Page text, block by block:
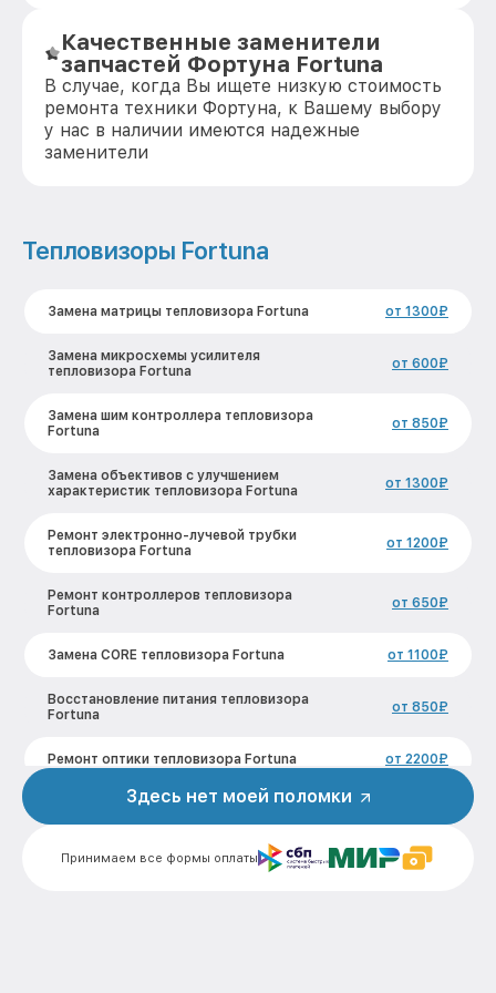
Качественные заменители
запчастей Фортуна Fortuna
В случае, когда Вы ищете низкую стоимость
ремонта техники Фортуна, к Вашему выбору
у нас в наличии имеются надежные
заменители
Тепловизоры Fortuna
Замена матрицы тепловизора Fortuna от 1300₽
Замена микросхемы усилителя
тепловизора Fortuna
от 600₽
Замена шим контроллера тепловизора
Fortuna
от 850₽
Замена объективов с улучшением
характеристик тепловизора Fortuna
от 1300₽
Ремонт электронно-лучевой трубки
тепловизора Fortuna
от 1200₽
Ремонт контроллеров тепловизора
Fortuna
от 650₽
Замена CORE тепловизора Fortuna от 1100₽
Восстановление питания тепловизора
Fortuna
от 850₽
Ремонт оптики тепловизора Fortuna от 2200₽
Ремонт датчика синхроимпульсов
Калибровка и настройка тепловизора
от 900₽
Принимаем все формы оплаты
Здесь нет моей поломки